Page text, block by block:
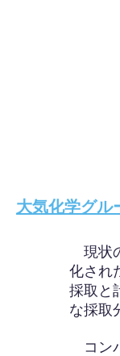
大気化学グル
現状
化され
採取と
な採取
コン